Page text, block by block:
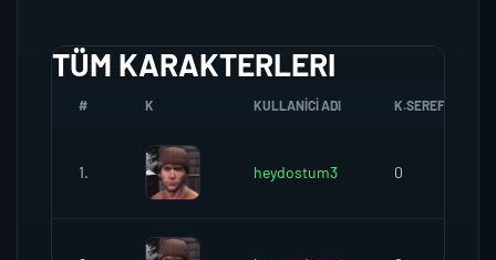
TÜM KARAKTERLERI
# K KULLANICI ADI K.SEREFI
1. heydostum3 0